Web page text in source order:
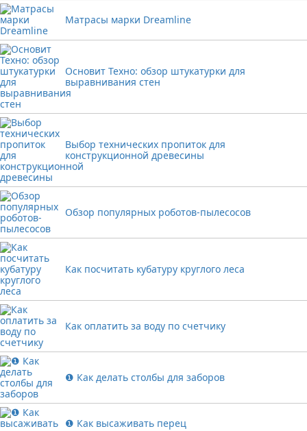
Матрасы марки Dreamline
Основит Техно: обзор штукатурки для
выравнивания стен
Выбор технических пропиток для
конструкционной древесины
Обзор популярных роботов-пылесосов
Как посчитать кубатуру круглого леса
Как оплатить за воду по счетчику
❶ Как делать столбы для заборов
❶ Как высаживать перец